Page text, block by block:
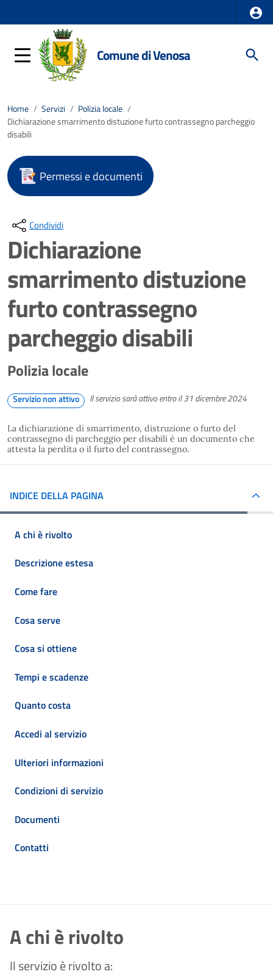
Comune di Venosa
Home / Servizi / Polizia locale /
Dichiarazione smarrimento distuzione furto contrassegno parcheggio
disabili
Permessi e documenti
Condividi
Dichiarazione
smarrimento distuzione
furto contrassegno
parcheggio disabili
Polizia locale
Servizio non attivo Il servizio sarà attivo entro il 31 dicembre 2024
La dichiarazione di smarrimento, distruzione o furto del
contrassegno di parcheggio per disabili è un documento che
attesta la perdita o il furto del contrassegno.
INDICE DELLA PAGINA
A chi è rivolto
Descrizione estesa
Come fare
Cosa serve
Cosa si ottiene
Tempi e scadenze
Quanto costa
Accedi al servizio
Ulteriori informazioni
Condizioni di servizio
Documenti
Contatti
A chi è rivolto
Il servizio è rivolto a: